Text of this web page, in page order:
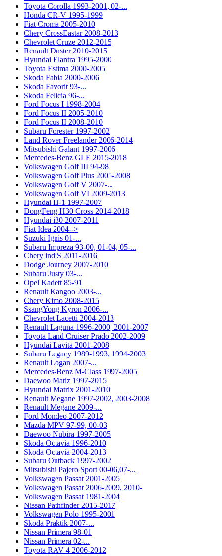
Toyota Corolla 1993-2001, 02-...
Honda CR-V 1995-1999
Fiat Croma 2005-2010
Chery CrossEastar 2008-2013
Chevrolet Cruze 2012-2015
Renault Duster 2010-2015
Hyundai Elantra 1995-2000
Toyota Estima 2000-2005
Skoda Fabia 2000-2006
Skoda Favorit 93-...
Skoda Felicia 96-...
Ford Focus I 1998-2004
Ford Focus II 2005-2010
Ford Focus II 2008-2010
Subaru Forester 1997-2002
Land Rover Freelander 2006-2014
Mitsubishi Galant 1997-2006
Mercedes-Benz GLE 2015-2018
Volkswagen Golf III 94-98
Volkswagen Golf Plus 2005-2008
Volkswagen Golf V 2007-...
Volkswagen Golf VI 2009-2013
Hyundai H-1 1997-2007
DongFeng H30 Cross 2014-2018
Hyundai i30 2007-2011
Fiat Idea 2004-->
Suzuki Ignis 01-...
Subaru Impreza 93-00, 01-04, 05-...
Chery indiS 2011-2016
Dodge Journey 2007-2010
Subaru Justy 03-...
Opel Kadett 85-91
Renault Kangoo 2003-...
Chery Kimo 2008-2015
SsangYong Kyron 2006-...
Chevrolet Lacetti 2004-2013
Renault Laguna 1996-2000, 2001-2007
Toyota Land Cruiser Prado 2002-2009
Hyundai Lavita 2001-2008
Subaru Legacy 1989-1993, 1994-2003
Renault Logan 2007-...
Mercedes-Benz M-Class 1997-2005
Daewoo Matiz 1997-2015
Hyundai Matrix 2001-2010
Renault Megane 1997-2002, 2003-2008
Renault Megane 2009-...
Ford Mondeo 2007-2012
Mazda MPV 97-99, 00-03
Daewoo Nubira 1997-2005
Skoda Octavia 1996-2010
Skoda Octavia 2004-2013
Subaru Outback 1997-2002
Mitsubishi Pajero Sport 00-06,07-...
Volkswagen Passat 2001-2005
Volkswagen Passat 2006-2009, 2010-
Volkswagen Passat 1981-2004
Nissan Pathfinder 2015-2017
Volkswagen Polo 1995-2001
Skoda Praktik 2007-...
Nissan Primera 98-01
Nissan Primera 02-...
Toyota RAV 4 2006-2012